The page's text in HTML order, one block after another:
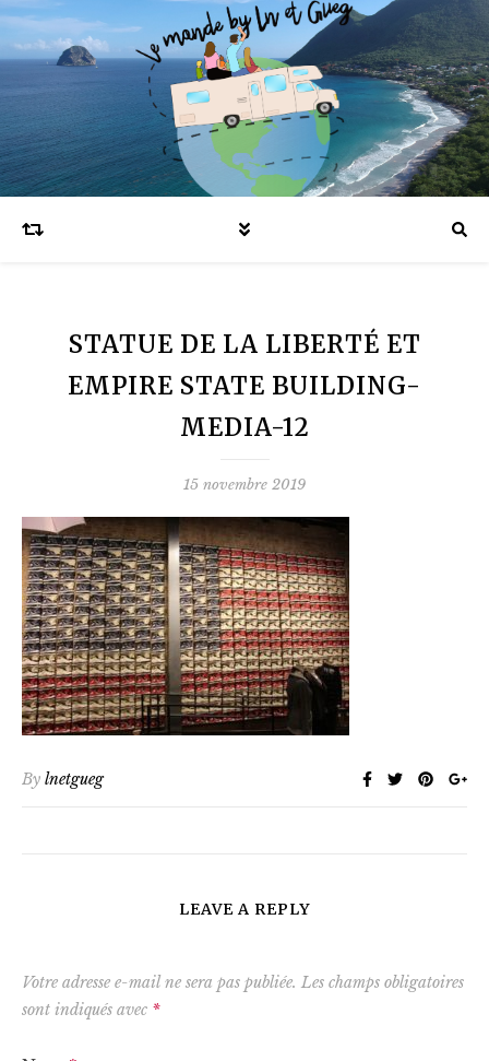
Blog voyages en famille et expatriation
STATUE DE LA LIBERTÉ ET
EMPIRE STATE BUILDING-
MEDIA-12
15 novembre 2019
By lnetgueg
LEAVE A REPLY
Votre adresse e-mail ne sera pas publiée. Les champs obligatoires
sont indiqués avec *